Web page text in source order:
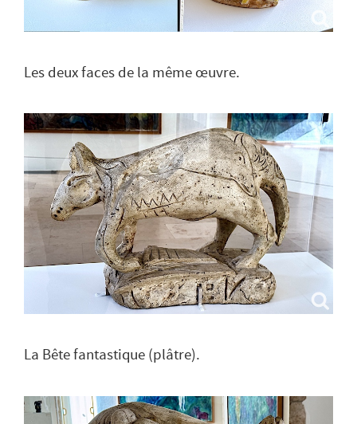
Les deux faces de la même œuvre.
La Bête fantastique (plâtre).